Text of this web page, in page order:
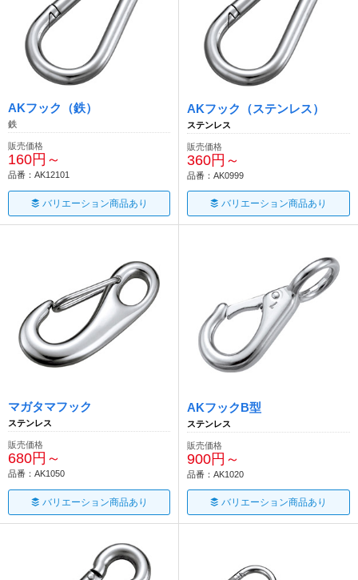
AKフック（鉄）
鉄
販売価格
160円～
品番：AK12101
バリエーション商品あり
AKフック（ステンレス）
ステンレス
販売価格
360円～
品番：AK0999
バリエーション商品あり
マガタマフック
ステンレス
販売価格
680円～
品番：AK1050
バリエーション商品あり
AKフックB型
ステンレス
販売価格
900円～
品番：AK1020
バリエーション商品あり